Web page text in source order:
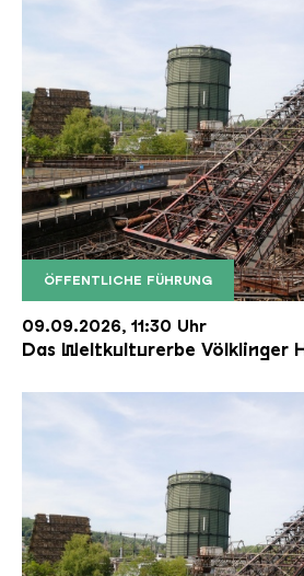
ÖFFENTLICHE FÜHRUNG
Der Erzschrägaufzug der
Copyright: Weltkulturerbe
09.09.2026, 11:30 Uhr
Das Weltkulturerbe Völklinger